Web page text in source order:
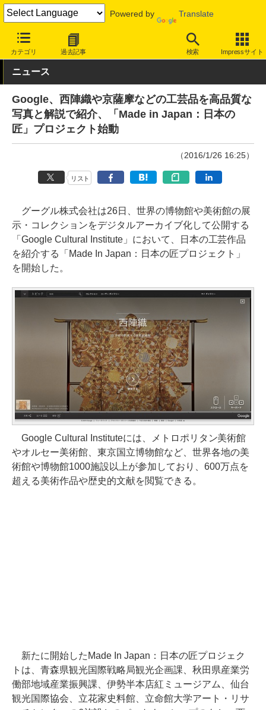
Powered by Translate
カテゴリ 過去記事 検索 Impressサイト
INTERNET Watch トピック
ニュース
Google、西陣織や京薩摩などの工芸品を高品質な
写真と解説で紹介、「Made in Japan：日本の
匠」プロジェクト始動
（2016/1/26 16:25）
リスト
グーグル株式会社は26日、世界の博物館や美術館の展
示・コレクションをデジタルアーカイブ化して公開する
「Google Cultural Institute」において、日本の工芸作品
を紹介する「Made In Japan：日本の匠プロジェクト」
を開始した。
Google Cultural Instituteには、メトロポリタン美術館
やオルセー美術館、東京国立博物館など、世界各地の美
術館や博物館1000施設以上が参加しており、600万点を
超える美術作品や歴史的文献を閲覧できる。
新たに開始したMade In Japan：日本の匠プロジェク
トは、青森県観光国際戦略局観光企画課、秋田県産業労
働部地域産業振興課、伊勢半本店紅ミュージアム、仙台
観光国際協会、立花家史料館、立命館大学アート・リサ